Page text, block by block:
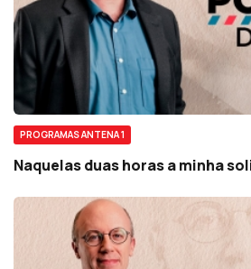
PROGRAMAS ANTENA 1
Naquelas duas horas a minha